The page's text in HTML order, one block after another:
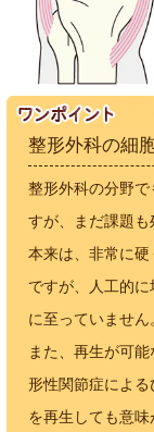
整形外科の細
整形外科の分野
すが、まだ課題も
本来は、非常に
ですが、人工的
に至っていません
また、再生が可
形性関節症によ
を再生しても意